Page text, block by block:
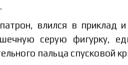
влился в
серую фигурку,
пальца спусковой